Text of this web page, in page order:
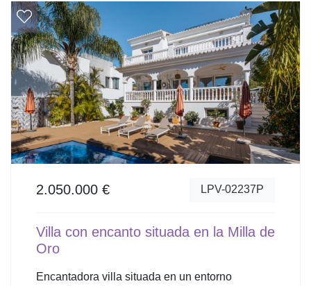
2.050.000 € LPV-02237P
Villa con encanto situada en la Milla de
Oro
Encantadora villa situada en un entorno